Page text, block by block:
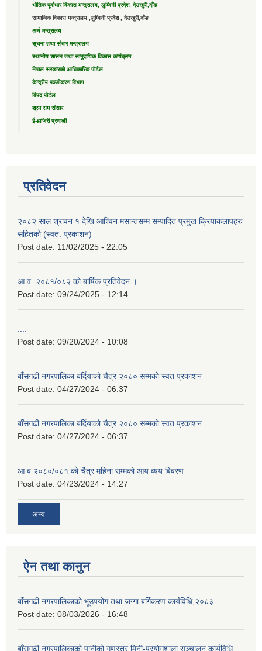
भौतिक पूर्वाधार विकास मन्त्रालय, लुम्विनी प्रदेश, देउखुरी,दाँङ
सामाजिक विकास मन्त्रालय ,लुम्विनी प्रदेश , देउखुरी,दाँङ
अर्थ मन्त्रालय
सूचना तथा संचार मन्त्रालय
स्थानीय शासन तथा सामुदायिक विकास कार्यक्रम
नेपाल सरकारको आधिकारिक पोर्टल
केन्द्रीय पञ्जीकरण विभाग
विपद पोर्टल
श्रम सम संसार
ई-हाजिरी प्रणाली
प्रतिवेदन
२०८२ साल श्रावन १ देखि आश्विन मसान्तसम्म सम्पादित प्रमुख क्रियाकलापहरु
सहितको (स्वत: प्रकाशन)
Post date: 11/02/2025 - 22:05
आ.व. २०८१/०८२ को बार्षिक प्रतिवेदन ।
Post date: 09/24/2025 - 12:14
....
Post date: 09/20/2024 - 10:08
बाँसगढी नगरपालिका बर्दियाको चैत्र २०८० सम्मको स्वत प्रकाशन
Post date: 04/27/2024 - 06:37
बाँसगढी नगरपालिका बर्दियाको चैत्र २०८० सम्मको स्वत प्रकाशन
Post date: 04/27/2024 - 06:37
आ ब २०८०/०८१ को चैत्र महिना सम्मको आय ब्यय बिबरण
Post date: 04/23/2024 - 14:27
अन्य
ऐन तथा कानुन
बाँसगढी नगरपालिकाको भूउपयोग तथा जग्गा बर्गिकरण कार्यविधि,२०८३
Post date: 08/03/2026 - 16:48
बाँसगढी नगरपालिकाको पानीको गुणस्तर मिनी-प्रयोगशाला सञ्चालन कार्यविधि